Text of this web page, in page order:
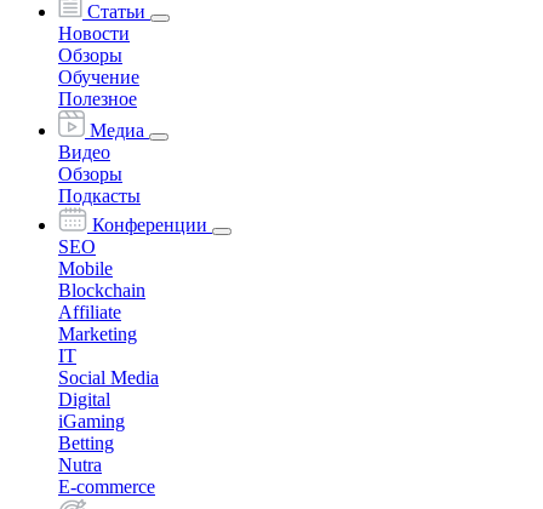
Статьи
Новости
Обзоры
Обучение
Полезное
Медиа
Видео
Обзоры
Подкасты
Конференции
SEO
Mobile
Blockchain
Affiliate
Marketing
IT
Social Media
Digital
iGaming
Betting
Nutra
E-commerce